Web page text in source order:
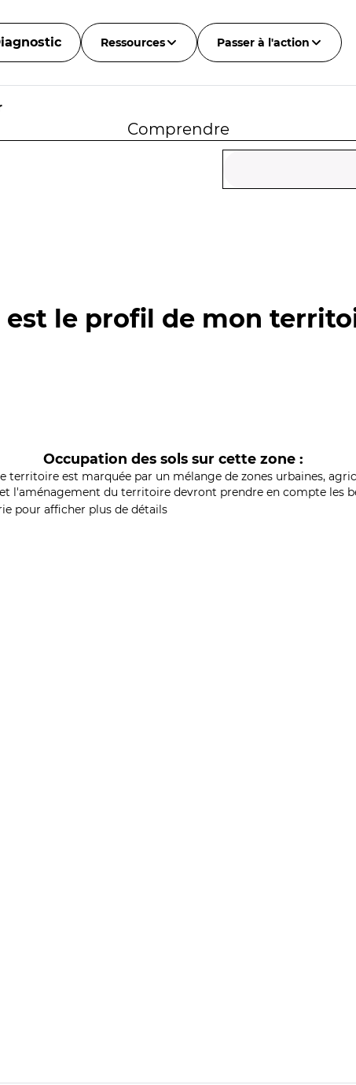
Ressources Passer à l'action
Comprendre
est le profil de mon
Occupation des sols sur cette zone :
territoire est marquée par un mélange de zones urbaines,
l'aménagement du territoire devront prendre en compte les
pour afficher plus de détails